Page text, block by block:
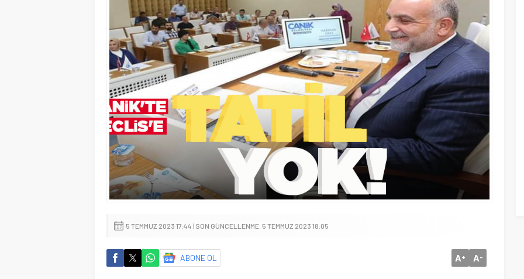
5 TEMMUZ 2023 17:44 | SON GÜNCELLENME: 5 TEMMUZ 2023 18:05
ABONE OL A+ A-